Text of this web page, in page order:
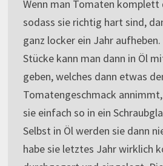
Wenn man Tomaten
sodass sie richtig hart sind,
ganz locker ein Jahr aufheben.
Stücke kann man dann in Öl
geben, welches dann etwas
Tomatengeschmack
sie einfach so in ein
Selbst in Öl werden sie dann
habe sie letztes Jahr wirklich